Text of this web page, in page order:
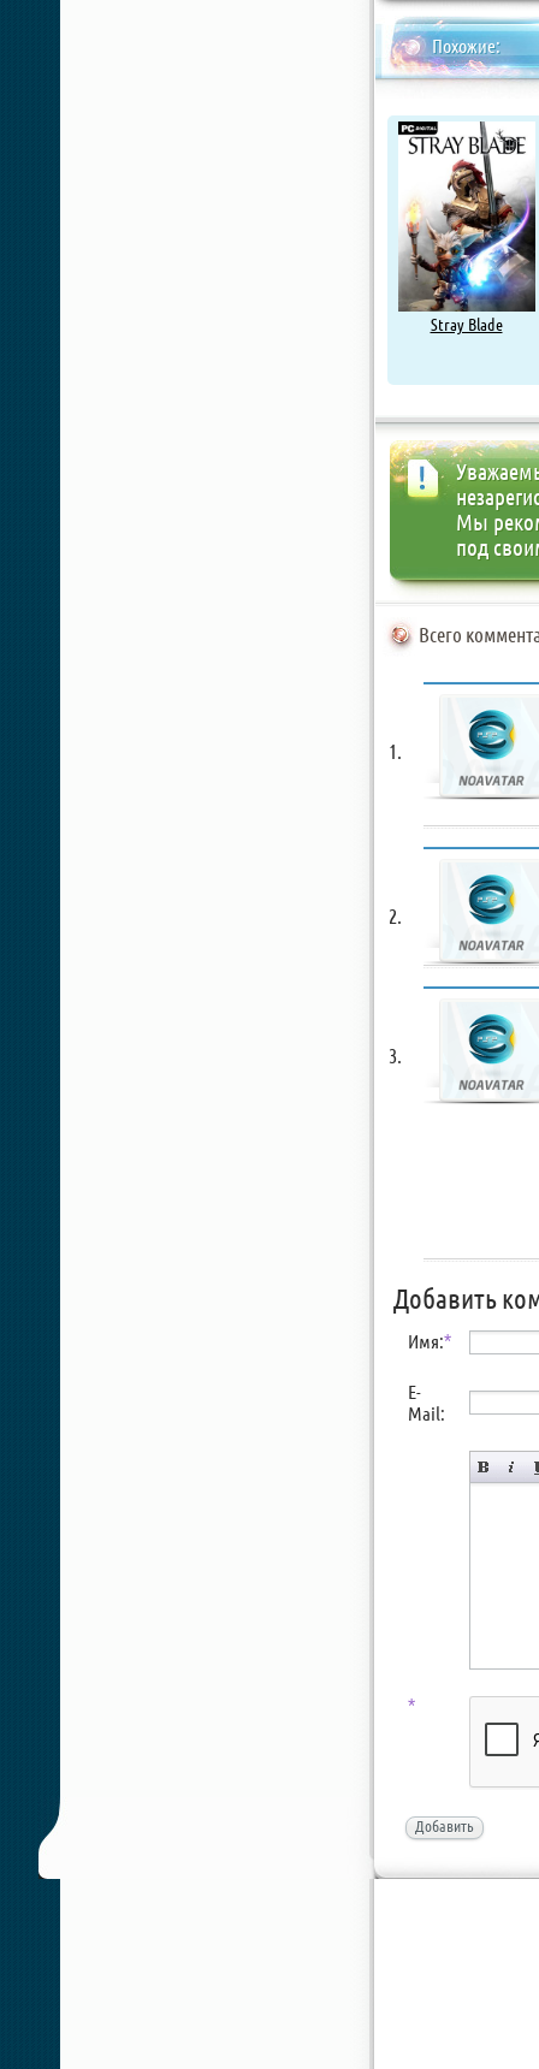
Похожие:
Stray Blade
Мы
под
Всего
Добавить
Имя:*
E-
Mail:
*
Добавить